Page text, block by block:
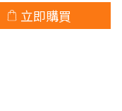
立即購買